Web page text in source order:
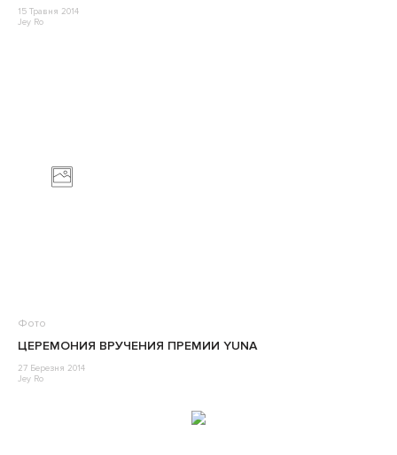
15 Травня 2014
Jey Ro
Фото
ЦЕРЕМОНИЯ ВРУЧЕНИЯ ПРЕМИИ YUNA
27 Березня 2014
Jey Ro